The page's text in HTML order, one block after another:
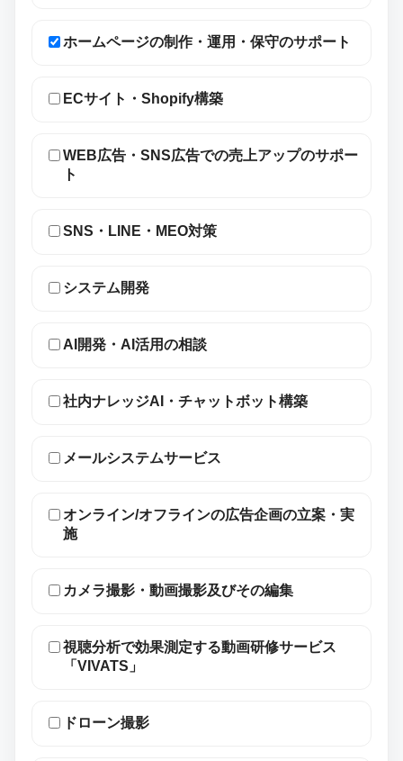
ホームページの制作・運用・保守のサポート
ECサイト・Shopify構築
WEB広告・SNS広告での売上アップのサポー
ト
SNS・LINE・MEO対策
システム開発
AI開発・AI活用の相談
社内ナレッジAI・チャットボット構築
メールシステムサービス
オンライン/オフラインの広告企画の立案・実
施
カメラ撮影・動画撮影及びその編集
視聴分析で効果測定する動画研修サービス
「VIVATS」
ドローン撮影